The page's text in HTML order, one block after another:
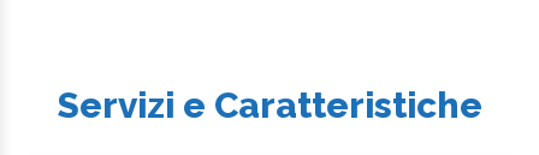
Servizi e Caratteristiche